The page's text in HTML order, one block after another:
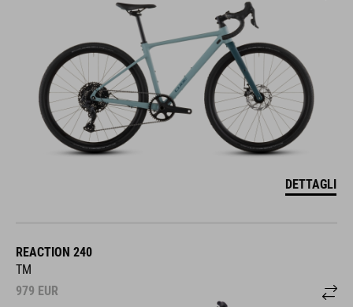
DETTAGLI
REACTION 240
TM
979 EUR